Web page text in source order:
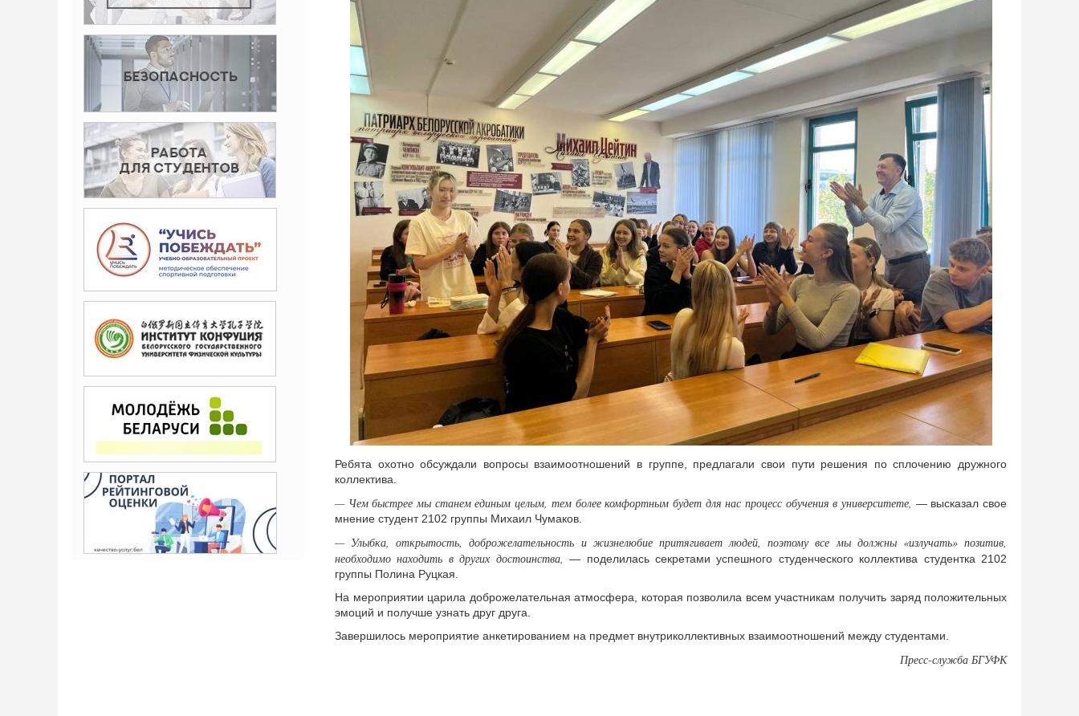
Ребята охотно обсуждали вопросы взаимоотношений в группе, предлагали свои пути решения по сплочению дружного
коллектива.
— Чем быстрее мы станем единым целым, тем более комфортным будет для нас процесс обучения в университете, — высказал свое
мнение студент 2102 группы Михаил Чумаков.
— Улыбка, открытость, доброжелательность и жизнелюбие притягивает людей, поэтому все мы должны «излучать» позитив,
необходимо находить в других достоинства,— поделилась секретами успешного студенческого коллектива студентка 2102
группы Полина Руцкая.
На мероприятии царила доброжелательная атмосфера, которая позволила всем участникам получить заряд положительных
эмоций и получше узнать друг друга.
Завершилось мероприятие анкетированием на предмет внутриколлективных взаимоотношений между студентами.
Пресс-служба БГУФК